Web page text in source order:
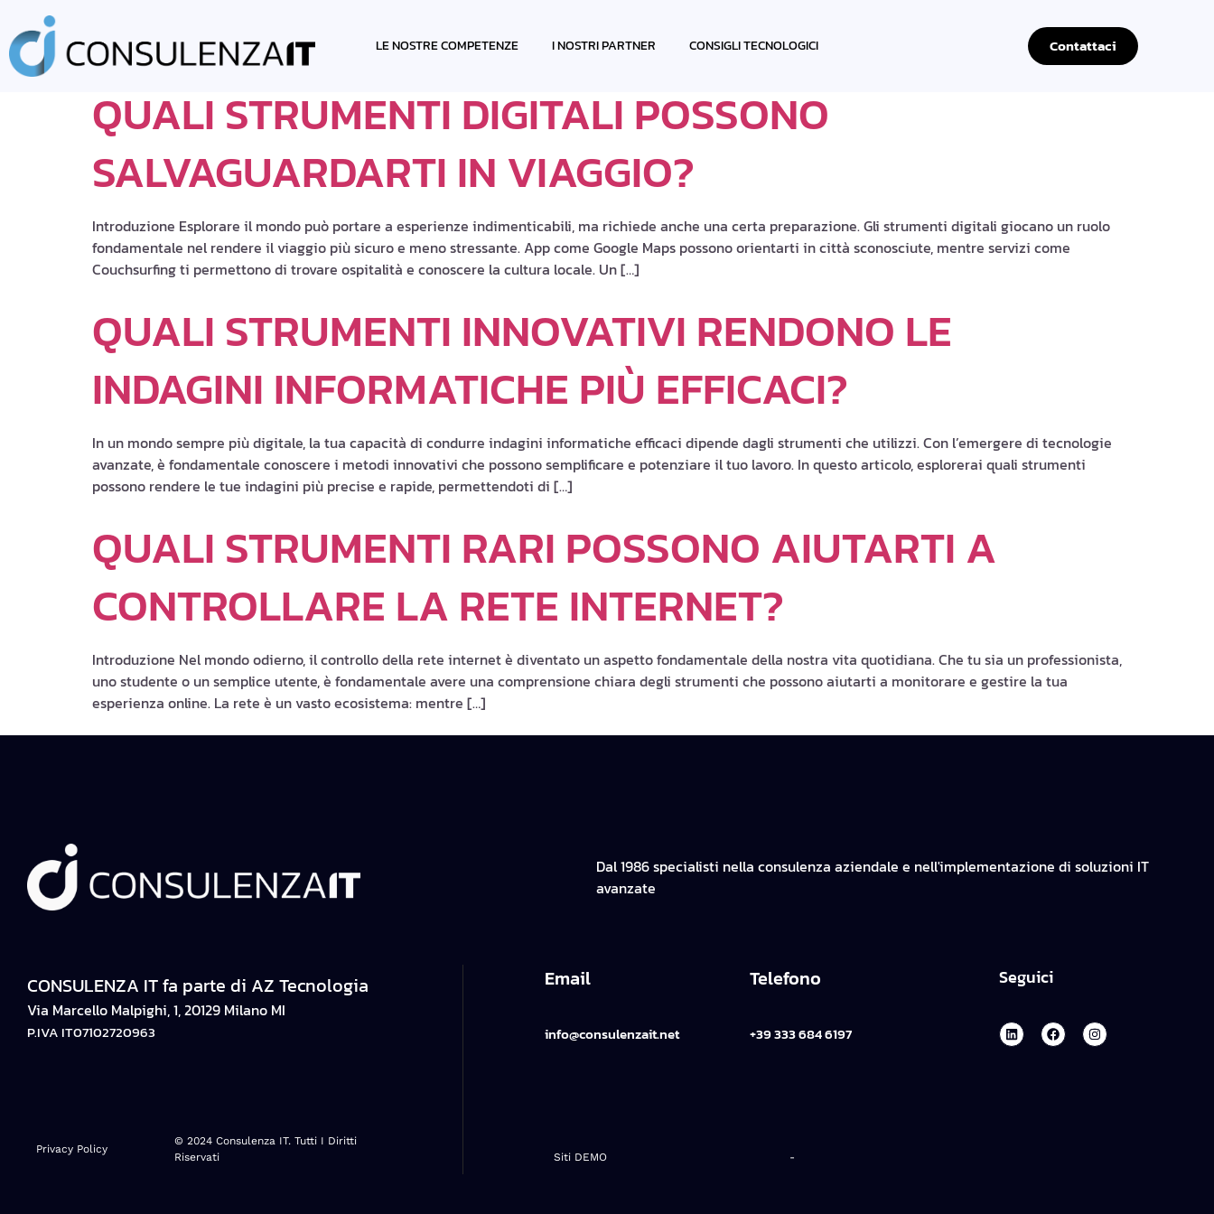
LE NOSTRE COMPETENZE I NOSTRI PARTNER CONSIGLI TECNOLOGICI Contattaci
TAG:STRUMENTI
QUALI STRUMENTI DIGITALI POSSONO
SALVAGUARDARTI IN VIAGGIO?
Introduzione Esplorare il mondo può portare a esperienze indimenticabili, ma richiede anche una certa preparazione. Gli strumenti digitali giocano un ruolo
fondamentale nel rendere il viaggio più sicuro e meno stressante. App come Google Maps possono orientarti in città sconosciute, mentre servizi come
Couchsurfing ti permettono di trovare ospitalità e conoscere la cultura locale. Un […]
QUALI STRUMENTI INNOVATIVI RENDONO LE
INDAGINI INFORMATICHE PIÙ EFFICACI?
In un mondo sempre più digitale, la tua capacità di condurre indagini informatiche efficaci dipende dagli strumenti che utilizzi. Con l’emergere di tecnologie
avanzate, è fondamentale conoscere i metodi innovativi che possono semplificare e potenziare il tuo lavoro. In questo articolo, esplorerai quali strumenti
possono rendere le tue indagini più precise e rapide, permettendoti di […]
QUALI STRUMENTI RARI POSSONO AIUTARTI A
CONTROLLARE LA RETE INTERNET?
Introduzione Nel mondo odierno, il controllo della rete internet è diventato un aspetto fondamentale della nostra vita quotidiana. Che tu sia un professionista,
uno studente o un semplice utente, è fondamentale avere una comprensione chiara degli strumenti che possono aiutarti a monitorare e gestire la tua
esperienza online. La rete è un vasto ecosistema: mentre […]
Dal 1986 specialisti nella consulenza aziendale e nell'implementazione di soluzioni IT
avanzate
CONSULENZA IT fa parte di AZ Tecnologia
Via Marcello Malpighi, 1, 20129 Milano MI
P.IVA IT07102720963
Privacy Policy
© 2024 Consulenza IT. Tutti I Diritti
Riservati
Email
info@consulenzait.net
Telefono
+39 333 684 6197
Seguici
Siti DEMO -